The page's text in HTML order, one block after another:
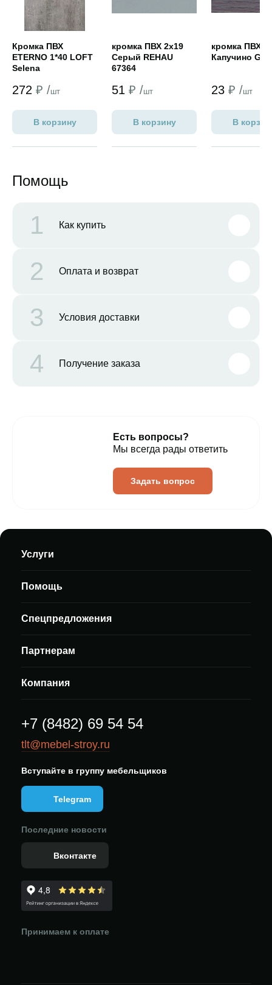
Кромка ПВХ
ETERNO 1*40 LOFT
Selena
272 ₽ /шт
В корзину
кромка ПВХ 2х19
Серый REHAU
67364
51 ₽ /шт
В корзину
кромка ПВХ
Капучино GP
23 ₽ /шт
В
Помощь
1 Как купить
2 Оплата и возврат
3 Условия доставки
4 Получение заказа
Есть вопросы?
Мы всегда рады ответить
Задать вопрос
Услуги
Помощь
Спецпредложения
Партнерам
Компания
+7 (8482) 69 54 54
tlt@mebel-stroy.ru
Вступайте в группу мебельщиков
Telegram
Последние новости
Вконтакте
Принимаем к оплате